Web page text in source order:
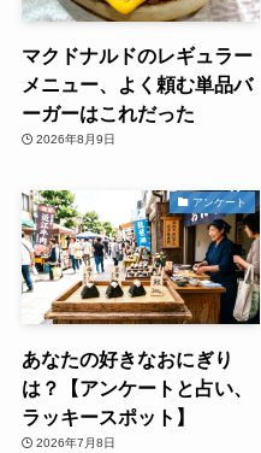
マクドナルドのレギュラー
メニュー、よく頼む単品バ
ーガーはこれだった
2026年8月9日
アンケート
あなたの好きなおにぎり
は？【アンケートと占い、
ラッキースポット】
2026年7月8日